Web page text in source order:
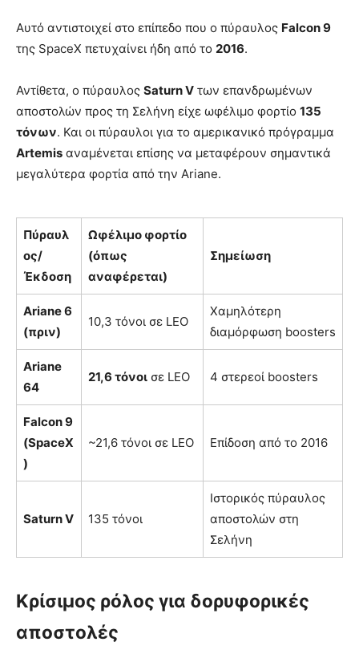
Αυτό αντιστοιχεί στο επίπεδο που ο πύραυλος Falcon 9
της SpaceX πετυχαίνει ήδη από το 2016.
Αντίθετα, ο πύραυλος Saturn V των επανδρωμένων
αποστολών προς τη Σελήνη είχε ωφέλιμο φορτίο 135
τόνων. Και οι πύραυλοι για το αμερικανικό πρόγραμμα
Artemis αναμένεται επίσης να μεταφέρουν σημαντικά
μεγαλύτερα φορτία από την Ariane.
Πύραυλ
ος/
Έκδοση
Ωφέλιμο φορτίο
(όπως
αναφέρεται)
Σημείωση
Ariane 6
(πριν)
10,3 τόνοι σε LEO
Χαμηλότερη
διαμόρφωση boosters
Ariane
64
21,6 τόνοι σε LEO 4 στερεοί boosters
Falcon 9
(SpaceX
)
~21,6 τόνοι σε LEO Επίδοση από το 2016
Saturn V 135 τόνοι
Ιστορικός πύραυλος
αποστολών στη
Σελήνη
Κρίσιμος ρόλος για δορυφορικές
αποστολές